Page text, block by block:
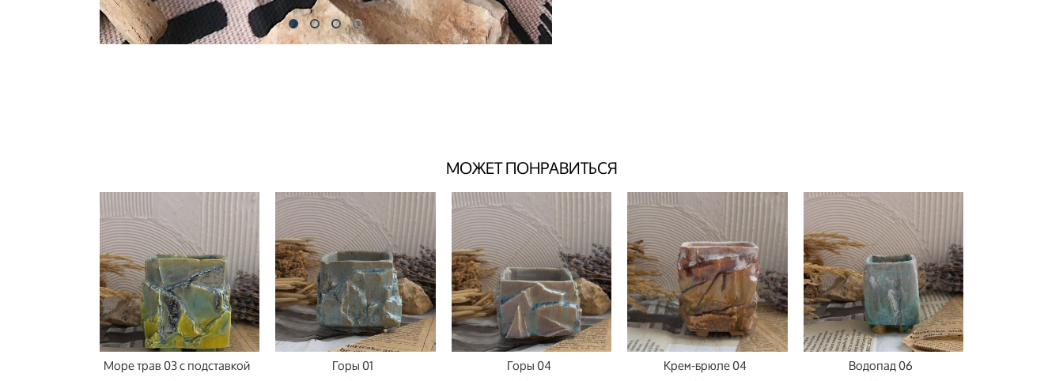
МОЖЕТ ПОНРАВИТЬСЯ
Море трав 03 с подставкой
Горы 01
Горы 04
Крем-брюле 04
Водопад 06